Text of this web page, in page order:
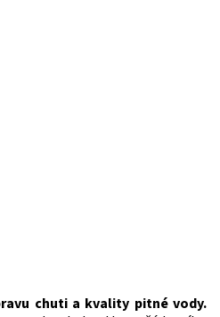
chuti a kvality pitné vody.